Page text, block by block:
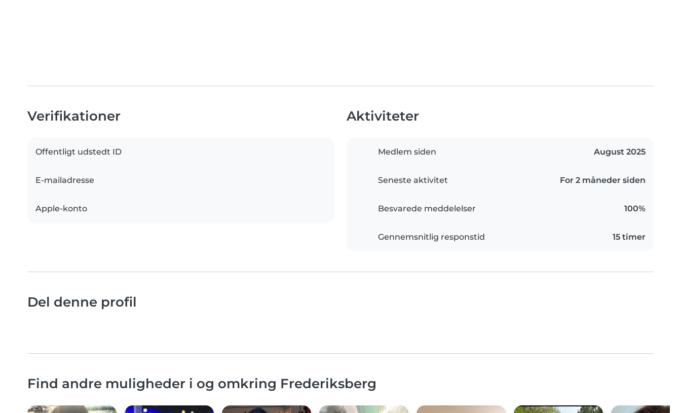
Verifikationer
Offentligt udstedt ID
E-mailadresse
Apple-konto
Aktiviteter
Medlem siden August 2025
Seneste aktivitet For 2 måneder siden
Besvarede meddelelser 100%
Gennemsnitlig responstid 15 timer
Del denne profil
Find andre muligheder i og omkring Frederiksberg